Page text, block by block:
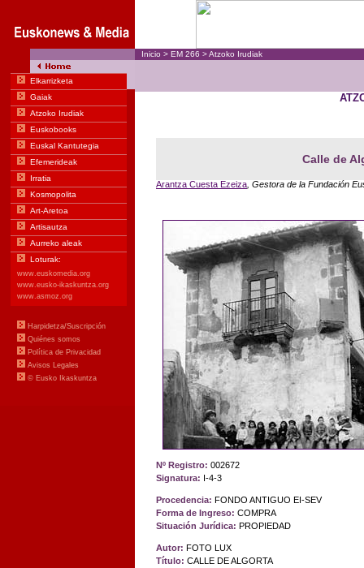
Calle de
Arantza Cuesta Ezeiza , Gestora de la Fundación
Nº Registro: 002672
Signatura: I-4-3
Procedencia: FONDO ANTIGUO EI-SEV
Forma de Ingreso: COMPRA
Situación Jurídica: PROPIEDAD
Autor: FOTO LUX
Título: CALLE DE ALGORTA
Inicio > EM 266 >Atzoko Irudiak